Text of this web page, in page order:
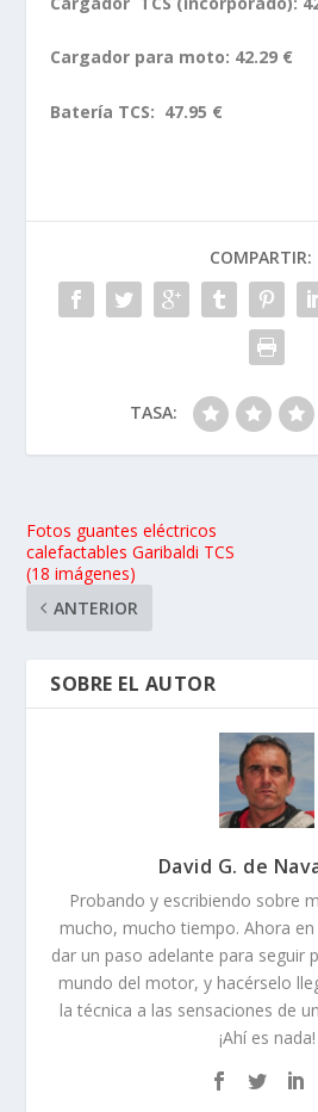
COMPARTIR:
Fotos guantes eléctricos
calefactables Garibaldi TCS
David G. de
mucho, mucho tiempo. Ahora en
dar un paso adelante para seguir
mundo del motor, y hacérselo
la técnica a las sensaciones de
¡Ahí es nada!
ARTÍCULOS